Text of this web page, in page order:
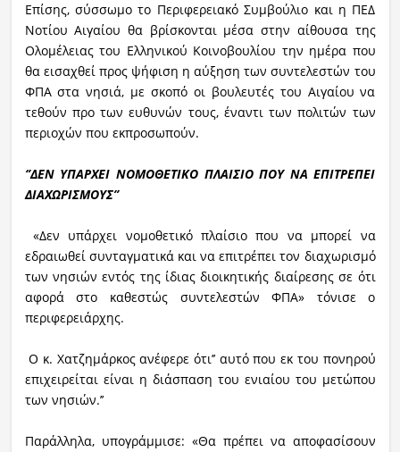
Επίσης, σύσσωμο το Περιφερειακό Συμβούλιο και η ΠΕΔ
Νοτίου Αιγαίου θα βρίσκονται μέσα στην αίθουσα της
Ολομέλειας του Ελληνικού Κοινοβουλίου την ημέρα που
θα εισαχθεί προς ψήφιση η αύξηση των συντελεστών του
ΦΠΑ στα νησιά, με σκοπό οι βουλευτές του Αιγαίου να
τεθούν προ των ευθυνών τους, έναντι των πολιτών των
περιοχών που εκπροσωπούν.
‘’ΔΕΝ ΥΠΑΡΧΕΙ ΝΟΜΟΘΕΤΙΚΟ ΠΛΑΙΣΙΟ ΠΟΥ ΝΑ ΕΠΙΤΡΕΠΕΙ
ΔΙΑΧΩΡΙΣΜΟΥΣ’’
«Δεν υπάρχει νομοθετικό πλαίσιο που να μπορεί να
εδραιωθεί συνταγματικά και να επιτρέπει τον διαχωρισμό
των νησιών εντός της ίδιας διοικητικής διαίρεσης σε ότι
αφορά στο καθεστώς συντελεστών ΦΠΑ» τόνισε ο
περιφερειάρχης.
Ο κ. Χατζημάρκος ανέφερε ότι’’ αυτό που εκ του πονηρού
επιχειρείται είναι η διάσπαση του ενιαίου του μετώπου
των νησιών.’’
Παράλληλα, υπογράμμισε: «Θα πρέπει να αποφασίσουν